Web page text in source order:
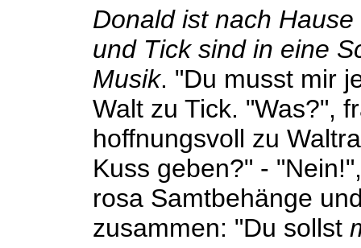
Donald ist nach
und Tick sind in eine
Musik. "Du musst mir
Walt zu Tick. "Was?",
hoffnungsvoll zu
Kuss geben?" -
rosa Samtbehänge
zusammen: "Du sollst